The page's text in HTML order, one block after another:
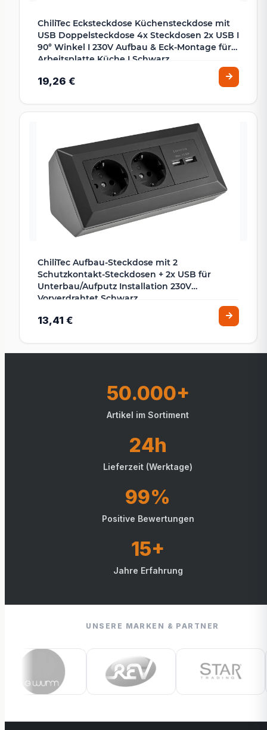
ChiliTec Ecksteckdose Küchensteckdose mit
USB Doppelsteckdose 4x Steckdosen 2x USB I
90° Winkel I 230V Aufbau & Eck-Montage für
Arbeitsplatte Küche I Schwarz
19,26 €
ChiliTec Aufbau-Steckdose mit 2
Schutzkontakt-Steckdosen + 2x USB für
Unterbau/Aufputz Installation 230V
Vorverdrahtet Schwarz
13,41 €
50.000+
Artikel im Sortiment
24h
Lieferzeit (Werktage)
99%
Positive Bewertungen
15+
Jahre Erfahrung
UNSERE MARKEN & PARTNER